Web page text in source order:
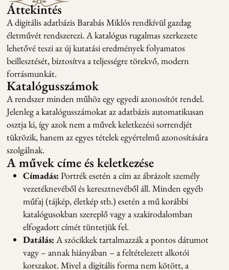
Áttekintés
A digitális adatbázis Barabás Miklós rendkívül gazdag
életművét rendszerezi. A katalógus rugalmas szerkezete
lehetővé teszi az új kutatási eredmények folyamatos
beillesztését, biztosítva a teljességre törekvő, modern
forrásmunkát.
Katalógusszámok
A rendszer minden műhöz egy egyedi azonosítót rendel.
Jelenleg a katalógusszámokat az adatbázis automatikusan
osztja ki, így azok nem a művek keletkezési sorrendjét
tükrözik, hanem az egyes tételek egyértelmű azonosítására
szolgálnak.
A művek címe és keletkezése
Címadás: Portrék esetén a cím az ábrázolt személy
vezetéknevéből és keresztnevéből áll. Minden egyéb
műfaj (tájkép, életkép stb.) esetén a mű korábbi
katalógusokban szereplő vagy a szakirodalomban
elfogadott címét tüntetjük fel.
Datálás: A szócikkek tartalmazzák a pontos dátumot
vagy – annak hiányában – a feltételezett alkotói
korszakot. Mivel a digitális forma nem kötött, a